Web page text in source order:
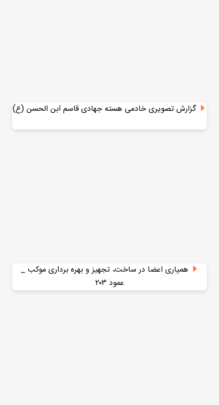
گزارش تصویری خادمی هسته جهادی قاسم ابن الحسن (ع)
همیاری اعضا در ساخت، تجهیز و بهره برداری موکب _
عمود ۲۰۳